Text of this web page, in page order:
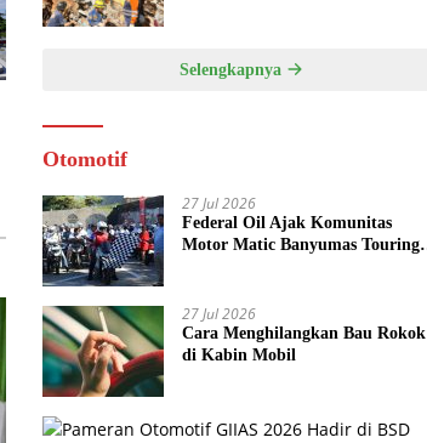
Selengkapnya
Otomotif
27 Jul 2026
Federal Oil Ajak Komunitas
Motor Matic Banyumas Touring
27 Jul 2026
Cara Menghilangkan Bau Rokok
di Kabin Mobil